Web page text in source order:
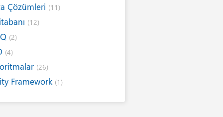
Çözümleri (11)
(12)
(2)
(4)
(26)
Framework (1)